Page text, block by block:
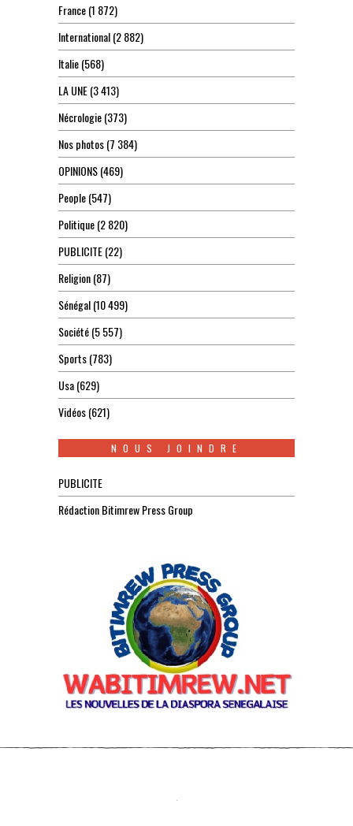
France(1 872)
International(2 882)
Italie(568)
LA UNE(3 413)
Nécrologie(373)
Nos photos(7 384)
OPINIONS(469)
People(547)
Politique(2 820)
PUBLICITE(22)
Religion(87)
Sénégal(10 499)
Société(5 557)
Sports(783)
Usa(629)
Vidéos(621)
NOUS JOINDRE
PUBLICITE
Rédaction Bitimrew Press Group